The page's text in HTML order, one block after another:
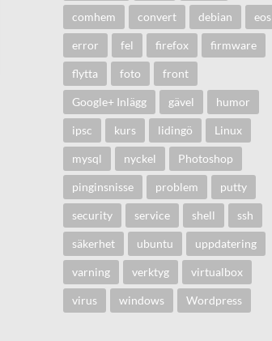
comhem convert debian eos
error fel firefox firmware
flytta foto front
Google+ Inlägg gävel humor
ipsc kurs lidingö Linux
mysql nyckel Photoshop
pinginsnisse problem putty
security service shell ssh
säkerhet ubuntu uppdatering
varning verktyg virtualbox
virus windows Wordpress